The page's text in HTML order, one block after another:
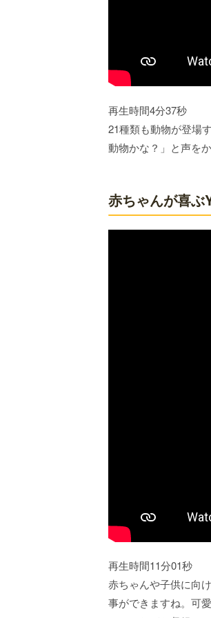
再生時間4分37秒
21種類も動物が登場
動物かな？」と声を
赤ちゃんが喜
再生時間11分01秒
赤ちゃんや子供に向
事ができますね。可